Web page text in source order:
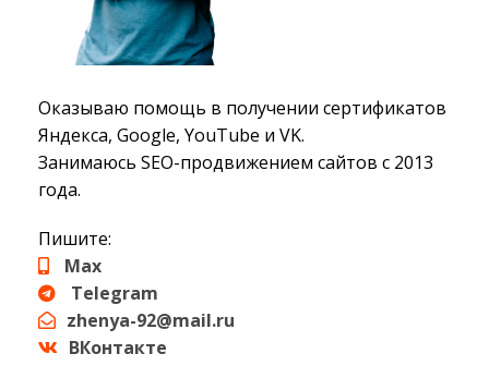
Оказываю помощь в получении сертификатов
Яндекса, Google, YouTube и VK.
Занимаюсь SEO-продвижением сайтов с 2013
года.
Пишите:
Max
Telegram
zhenya-92@mail.ru
ВКонтакте